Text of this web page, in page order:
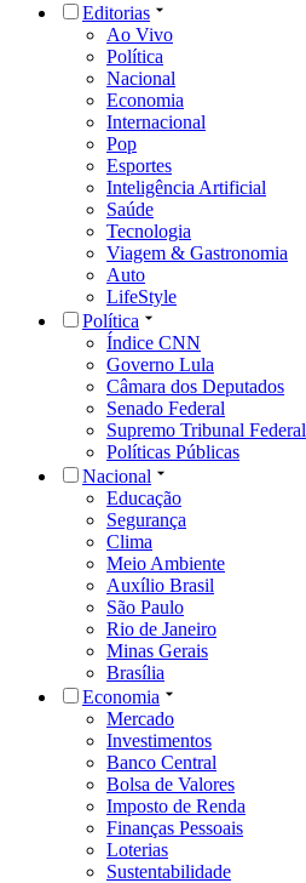
Editorias
Ao Vivo
Política
Nacional
Economia
Internacional
Pop
Esportes
Inteligência Artificial
Saúde
Tecnologia
Viagem & Gastronomia
Auto
LifeStyle
Política
Índice CNN
Governo Lula
Câmara dos Deputados
Senado Federal
Supremo Tribunal Federal
Políticas Públicas
Nacional
Educação
Segurança
Clima
Meio Ambiente
Auxílio Brasil
São Paulo
Rio de Janeiro
Minas Gerais
Brasília
Economia
Mercado
Investimentos
Banco Central
Bolsa de Valores
Imposto de Renda
Finanças Pessoais
Loterias
Sustentabilidade